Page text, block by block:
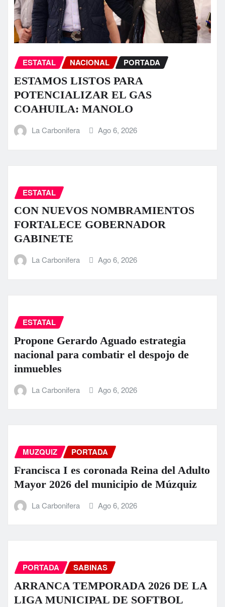
ESTATAL NACIONAL PORTADA
ESTAMOS LISTOS PARA
POTENCIALIZAR EL GAS
COAHUILA: MANOLO
La Carbonifera Ago 6, 2026
ESTATAL
CON NUEVOS NOMBRAMIENTOS
FORTALECE GOBERNADOR
GABINETE
La Carbonifera Ago 6, 2026
ESTATAL
Propone Gerardo Aguado estrategia
nacional para combatir el despojo de
inmuebles
La Carbonifera Ago 6, 2026
MUZQUIZ PORTADA
Francisca I es coronada Reina del Adulto
Mayor 2026 del municipio de Múzquiz
La Carbonifera Ago 6, 2026
PORTADA SABINAS
ARRANCA TEMPORADA 2026 DE LA
LIGA MUNICIPAL DE SOFTBOL